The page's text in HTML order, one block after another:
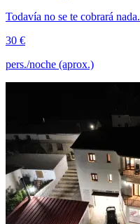
Todavía no se te cobrará nada.
30 €
pers./noche (aprox.)